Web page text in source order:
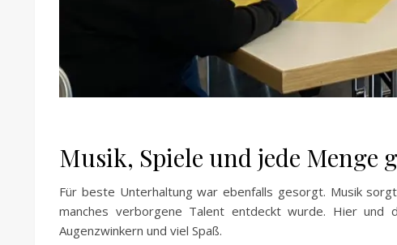
Musik, Spiele und jede Menge
Für beste Unterhaltung war ebenfalls gesorgt. Musik
manches verborgene Talent entdeckt wurde. Hier
Augenzwinkern und viel Spaß.